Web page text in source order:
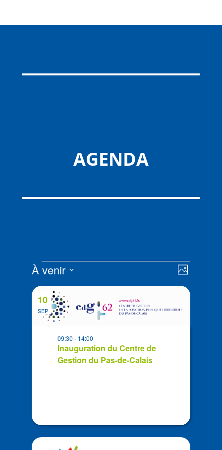
AGENDA
Évènements
par
de
vues
Photo
À venir
la
date
List
of
events
Photo
View
SEP
10
Inauguration du Centre de
Gestion du Pas-de-Calais
09:30- 14:00